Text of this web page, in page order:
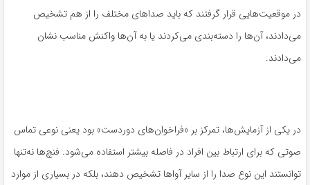
در موقعیت‌هایی قرار گرفتند که باید صداهای مختلف را از هم تشخیص
می‌دادند، آن‌ها را دسته‌بندی می‌کردند یا به آن‌ها واکنش مناسب نشان
می‌دادند.
در یکی از آزمایش‌ها، تمرکز بر «فراخوان‌های دوردست» بود یعنی نوعی تماس
صوتی که برای ارتباط بین افراد در فاصله بیشتر استفاده می‌شود. فنچ‌ها نه‌تنها
توانستند این نوع صدا را از سایر آواها تشخیص دهند، بلکه در بسیاری از موارد